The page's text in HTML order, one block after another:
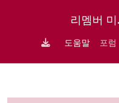
리멤버
도움말 포럼